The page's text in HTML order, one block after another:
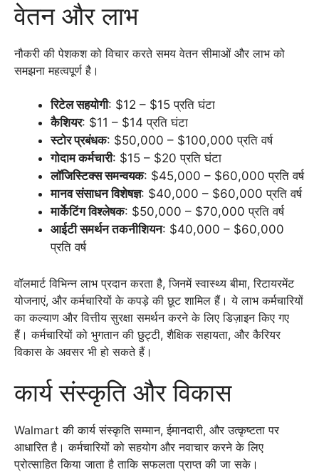
वेतन और लाभ
नौकरी की पेशकश को विचार करते समय वेतन सीमाओं और लाभ को
समझना महत्वपूर्ण है।
रिटेल सहयोगी: $12 – $15 प्रति घंटा
कैशियर: $11 – $14 प्रति घंटा
स्टोर प्रबंधक: $50,000 – $100,000 प्रति वर्ष
गोदाम कर्मचारी: $15 – $20 प्रति घंटा
लॉजिस्टिक्स समन्वयक: $45,000 – $60,000 प्रति वर्ष
मानव संसाधन विशेषज्ञ: $40,000 – $60,000 प्रति वर्ष
मार्केटिंग विश्लेषक: $50,000 – $70,000 प्रति वर्ष
आईटी समर्थन तकनीशियन: $40,000 – $60,000
प्रति वर्ष
वॉलमार्ट विभिन्न लाभ प्रदान करता है, जिनमें स्वास्थ्य बीमा, रिटायरमेंट
योजनाएं, और कर्मचारियों के कपड़े की छूट शामिल हैं। ये लाभ कर्मचारियों
का कल्याण और वित्तीय सुरक्षा समर्थन करने के लिए डिज़ाइन किए गए
हैं। कर्मचारियों को भुगतान की छुट्टी, शैक्षिक सहायता, और कैरियर
विकास के अवसर भी हो सकते हैं।
कार्य संस्कृति और विकास
Walmart की कार्य संस्कृति सम्मान, ईमानदारी, और उत्कृष्टता पर
आधारित है। कर्मचारियों को सहयोग और नवाचार करने के लिए
प्रोत्साहित किया जाता है ताकि सफलता प्राप्त की जा सके।